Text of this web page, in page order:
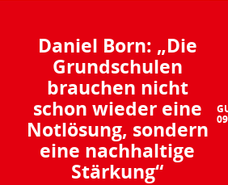
Daniel Born: „Die
Grundschulen
brauchen nicht
schon wieder eine
Notlösung, sondern
eine nachhaltige
Stärkung“